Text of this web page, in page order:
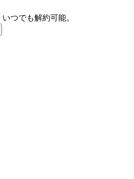
つでも解約可能。